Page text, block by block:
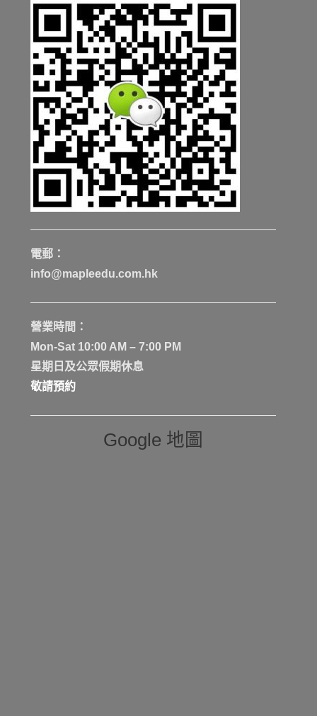
電郵：
info@mapleedu.com.hk
營業時間：
Mon-Sat 10:00 AM – 7:00 PM
星期日及公眾假期休息
敬請預約
Google 地圖